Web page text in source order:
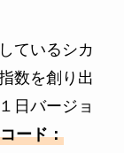
ているシカ
数を創り出
日バージョ
ード：